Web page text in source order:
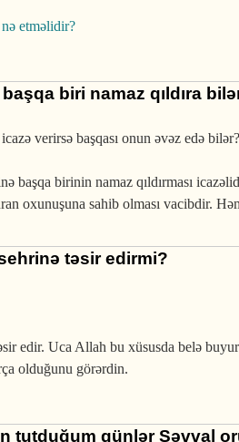
nə etməlidir?
biri namaz qıldıra
verirsə başqası onun əvəz edə bilər?
başqa birinin namaz qıldırması
oxunuşuna sahib olması vacibdir.
təsir edirmi?
edir. Uca Allah bu xüsusda belə
olduğunu görərdin.
tutduğum günlər Şəvval